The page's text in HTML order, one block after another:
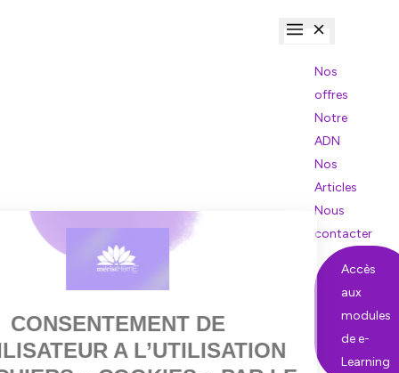
Nos
offres
Notre
ADN
Nos
Articles
Nous
contacter
Accès
aux
modules
de e-
Learning